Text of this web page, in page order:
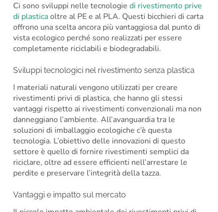
Ci sono sviluppi nelle tecnologie di rivestimento prive
di plasticaoltre al PE e al PLA. Questi bicchieri di carta
offrono una scelta ancora più vantaggiosa dal punto di
vista ecologico perché sono realizzati per essere
completamente riciclabili e biodegradabili.
Sviluppi tecnologici nel rivestimento senza plastica
I materiali naturali vengono utilizzati per creare
rivestimenti privi di plastica, che hanno gli stessi
vantaggi rispetto ai rivestimenti convenzionali ma non
danneggiano l’ambiente. All’avanguardia tra le
soluzioni di imballaggio ecologiche c’è questa
tecnologia. L’obiettivo delle innovazioni di questo
settore è quello di fornire rivestimenti semplici da
riciclare, oltre ad essere efficienti nell’arrestare le
perdite e preservare l’integrità della tazza.
Vantaggi e impatto sul mercato